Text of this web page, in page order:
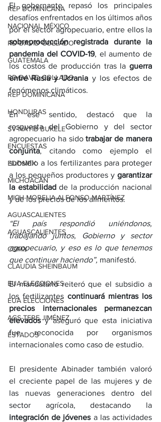
REP DOMINICANA
NACIONAL MÉXICO
RD-DAVID COLLADO
GUATEMALA
RD-DAVID COLLADO
REP DOMINICANA
HONDURAS
SV-NAYIB BUKELE
ENCUESTAS
EDOMEX
MICHOACÁN
MICH-MORELIA-ALFONSO MARTÍNEZ
AGUASCALIENTES
AGUASCALIENTES
CDMX
CLAUDIA SHEINBAUM
EUA ELECCIONES
EUA ELECCIONES
AGS-TERE JIMÉNEZ
ESTADOS
El gobernante repasó los principales
desafíos enfrentados en los últimos años
sobreproducción registrada durante la
pandemia del COVID-19, el aumento de
los costos de producción tras la guerra
entre Rusia y Ucrania y los efectos de
fenómenos climáticos.
En ese sentido, destacó que la
respuesta del Gobierno y del sector
agropecuario ha sido trabajar de manera
conjunta, citando como ejemplo el
subsidio a los fertilizantes para proteger
a los pequeños productores y garantizar
la estabilidad de la producción nacional
y de los precios de los alimentos.
“El país respondió uniéndonos,
trabajando juntos, Gobierno y sector
agropecuario, y eso es lo que tenemos
que continuar haciendo”, manifestó.
El mandatario reiteró que el subsidio a
los fertilizantes continuará mientras los
precios internacionales permanezcan
elevados y aseguró que esta iniciativa
fue reconocida por organismos
internacionales como caso de estudio.
El presidente Abinader también valoró
el creciente papel de las mujeres y de
las nuevas generaciones dentro del
integración de jóvenes a las actividades